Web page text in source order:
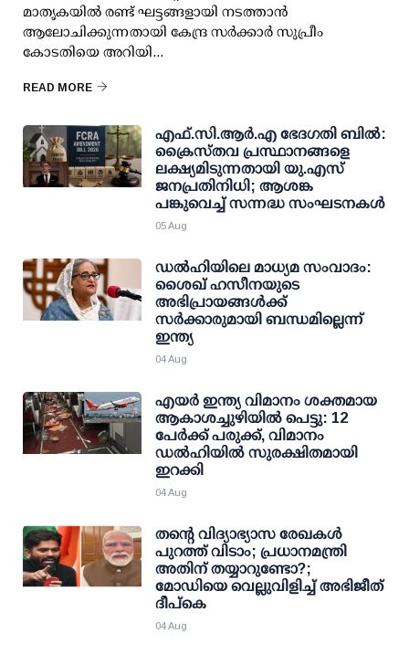
മാതൃകയില്‍ രണ്ട് ഘട്ടങ്ങളായി നടത്താന്‍
ആലോചിക്കുന്നതായി കേന്ദ്ര സര്‍ക്കാര്‍ സുപ്രീം
കോടതിയെ അറിയി...
READ MORE
എഫ്.സി.ആര്‍.എ ഭേദഗതി ബില്‍:
ക്രൈസ്തവ പ്രസ്ഥാനങ്ങളെ
ലക്ഷ്യമിടുന്നതായി യു.എസ്
ജനപ്രതിനിധി; ആശങ്ക
പങ്കുവെച്ച് സന്നദ്ധ സംഘടനകള്‍
05 Aug
ഡല്‍ഹിയിലെ മാധ്യമ സംവാദം:
ശൈഖ് ഹസീനയുടെ
അഭിപ്രായങ്ങള്‍ക്ക്
സര്‍ക്കാരുമായി ബന്ധമില്ലെന്ന്
ഇന്ത്യ
04 Aug
എയര്‍ ഇന്ത്യ വിമാനം ശക്തമായ
ആകാശച്ചുഴിയില്‍ പെട്ടു: 12
പേര്‍ക്ക് പരുക്ക്, വിമാനം
ഡല്‍ഹിയില്‍ സുരക്ഷിതമായി
ഇറക്കി
04 Aug
തന്റെ വിദ്യാഭ്യാസ രേഖകള്‍
പുറത്ത് വിടാം; പ്രധാനമന്ത്രി
അതിന് തയ്യാറുണ്ടോ?;
മോഡിയെ വെല്ലുവിളിച്ച് അഭിജീത്
ദീപ്കെ
04 Aug